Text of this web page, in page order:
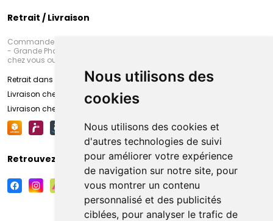
Nous utilisons des
cookies
Nous utilisons des cookies et
d'autres technologies de suivi
pour améliorer votre expérience
de navigation sur notre site, pour
vous montrer un contenu
personnalisé et des publicités
ciblées, pour analyser le trafic de
Retrait / Livraison
Commandez en ligne et venez chercher votre commande à Amiens
- Grande Pharmacie d’Amiens (Fachon) ou recevez-là rapidement
chez vous ou en point retrait
Retrait dans la pharmacie d’Amiens
Livraison chez vous
Livraison chez votre commerçant
Retrouvez-nous sur vos réseaux sociaux